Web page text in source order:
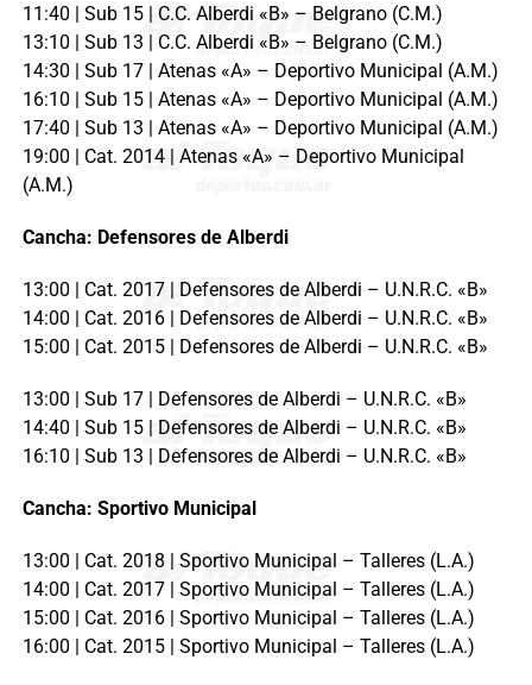
11:40 | Sub 15 | C.C. Alberdi «B» – Belgrano (C.M.)
13:10 | Sub 13 | C.C. Alberdi «B» – Belgrano (C.M.)
14:30 | Sub 17 | Atenas «A» – Deportivo Municipal (A.M.)
16:10 | Sub 15 | Atenas «A» – Deportivo Municipal (A.M.)
17:40 | Sub 13 | Atenas «A» – Deportivo Municipal (A.M.)
19:00 | Cat. 2014 | Atenas «A» – Deportivo Municipal
(A.M.)
Cancha: Defensores de Alberdi
13:00 | Cat. 2017 | Defensores de Alberdi – U.N.R.C. «B»
14:00 | Cat. 2016 | Defensores de Alberdi – U.N.R.C. «B»
15:00 | Cat. 2015 | Defensores de Alberdi – U.N.R.C. «B»
13:00 | Sub 17 | Defensores de Alberdi – U.N.R.C. «B»
14:40 | Sub 15 | Defensores de Alberdi – U.N.R.C. «B»
16:10 | Sub 13 | Defensores de Alberdi – U.N.R.C. «B»
Cancha: Sportivo Municipal
13:00 | Cat. 2018 | Sportivo Municipal – Talleres (L.A.)
14:00 | Cat. 2017 | Sportivo Municipal – Talleres (L.A.)
15:00 | Cat. 2016 | Sportivo Municipal – Talleres (L.A.)
16:00 | Cat. 2015 | Sportivo Municipal – Talleres (L.A.)